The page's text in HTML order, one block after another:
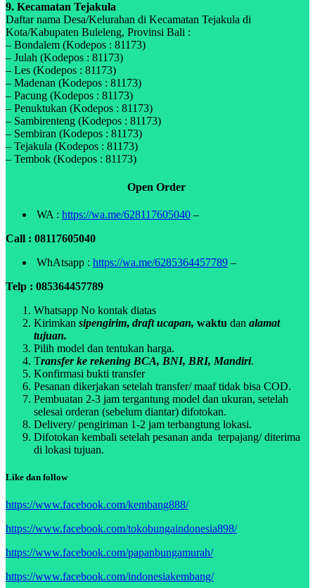
9. Kecamatan Tejakula
Daftar nama Desa/Kelurahan di Kecamatan Tejakula di
Kota/Kabupaten Buleleng, Provinsi Bali :
– Bondalem (Kodepos : 81173)
– Julah (Kodepos : 81173)
– Les (Kodepos : 81173)
– Madenan (Kodepos : 81173)
– Pacung (Kodepos : 81173)
– Penuktukan (Kodepos : 81173)
– Sambirenteng (Kodepos : 81173)
– Sembiran (Kodepos : 81173)
– Tejakula (Kodepos : 81173)
– Tembok (Kodepos : 81173)
Open Order
WA : https://wa.me/628117605040 –
Call : 08117605040
WhAtsapp : https://wa.me/6285364457789 –
Telp : 085364457789
Whatsapp No kontak diatas
Kirimkan sipengirim, draft ucapan, waktu dan alamat
tujuan.
Pilih model dan tentukan harga.
Transfer ke rekening BCA, BNI, BRI, Mandiri.
Konfirmasi bukti transfer
Pesanan dikerjakan setelah transfer/ maaf tidak bisa COD.
Pembuatan 2-3 jam tergantung model dan ukuran, setelah
selesai orderan (sebelum diantar) difotokan.
Delivery/ pengiriman 1-2 jam terbangtung lokasi.
Difotokan kembali setelah pesanan anda terpajang/ diterima
di lokasi tujuan.
Like dan follow
https://www.facebook.com/kembang888/
https://www.facebook.com/tokobungaindonesia898/
https://www.facebook.com/papanbungamurah/
https://www.facebook.com/indonesiakembang/